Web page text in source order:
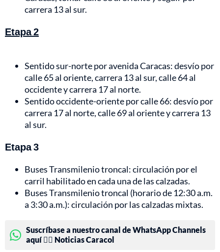
carrera 13 al sur.
Etapa 2
Sentido sur-norte por avenida Caracas: desvío por
calle 65 al oriente, carrera 13 al sur, calle 64 al
occidente y carrera 17 al norte.
Sentido occidente-oriente por calle 66: desvío por
carrera 17 al norte, calle 69 al oriente y carrera 13
al sur.
Etapa 3
Buses Transmilenio troncal: circulación por el
carril habilitado en cada una de las calzadas.
Buses Transmilenio troncal (horario de 12:30 a.m.
a 3:30 a.m.): circulación por las calzadas mixtas.
Suscríbase a nuestro canal de WhatsApp Channels
aquí 👉🏻 Noticias Caracol